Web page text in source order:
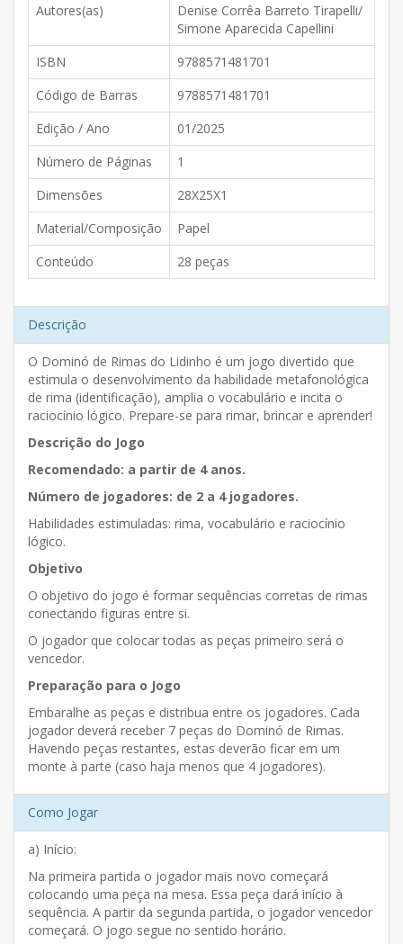
Autores(as)
Denise Corrêa Barreto Tirapelli/
Simone Aparecida Capellini
ISBN
9788571481701
Código de Barras
9788571481701
Edição / Ano
01/2025
Número de Páginas
1
Dimensões
28X25X1
Material/Composição
Papel
Conteúdo
28 peças
Descrição
O Dominó de Rimas do Lidinho é um jogo divertido que
estimula o desenvolvimento da habilidade metafonológica
de rima (identificação), amplia o vocabulário e incita o
raciocínio lógico. Prepare-se para rimar, brincar e aprender!
Descrição do Jogo
Recomendado: a partir de 4 anos.
Número de jogadores: de 2 a 4 jogadores.
Habilidades estimuladas: rima, vocabulário e raciocínio
lógico.
Objetivo
O objetivo do jogo é formar sequências corretas de rimas
conectando figuras entre si.
O jogador que colocar todas as peças primeiro será o
vencedor.
Preparação para o Jogo
Embaralhe as peças e distribua entre os jogadores. Cada
jogador deverá receber 7 peças do Dominó de Rimas.
Havendo peças restantes, estas deverão ficar em um
monte à parte (caso haja menos que 4 jogadores).
Como Jogar
a) Início:
Na primeira partida o jogador mais novo começará
colocando uma peça na mesa. Essa peça dará início à
sequência. A partir da segunda partida, o jogador vencedor
começará. O jogo segue no sentido horário.